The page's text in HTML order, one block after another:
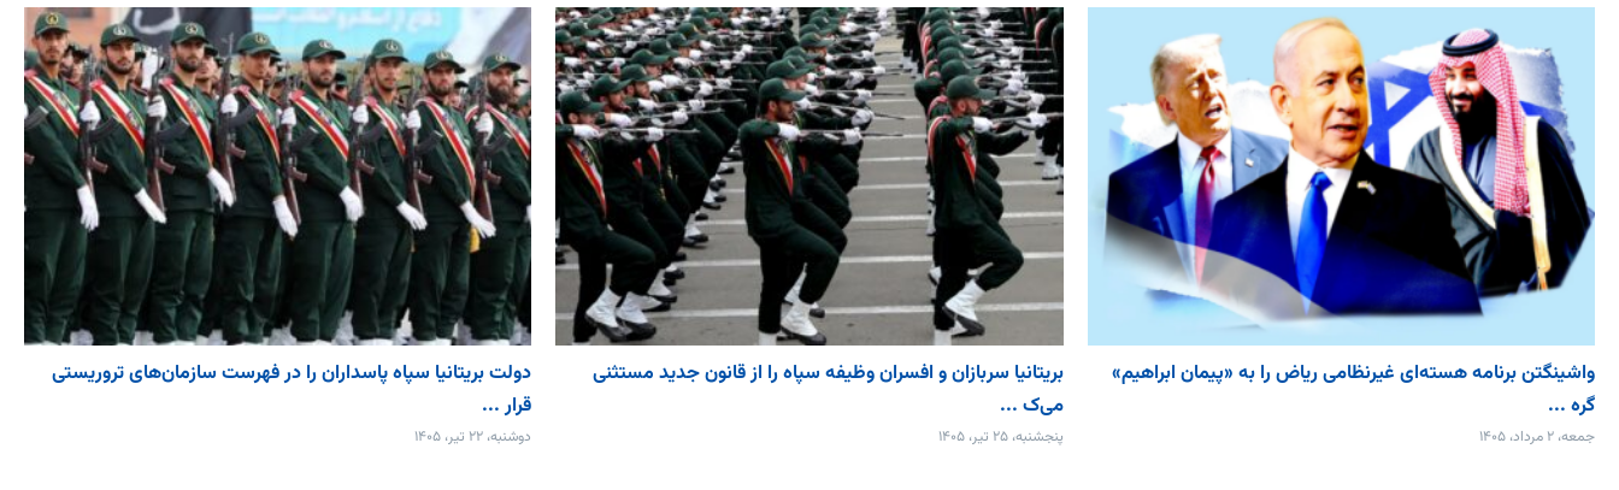
واشینگتن برنامه هسته‌ای غیرنظامی ریاض را به «پیمان‌ ابراهیم»
گره ...
جمعه، ۲ مرداد، ۱۴۰۵
بریتانیا سربازان و افسران وظیفه سپاه را از قانون جدید مستثنی
می‌ک ...
پنجشنبه، ۲۵ تیر، ۱۴۰۵
دولت بریتانیا سپاه پاسداران را در فهرست سازمان‌های تروریستی
قرار ...
دوشنبه، ۲۲ تیر، ۱۴۰۵